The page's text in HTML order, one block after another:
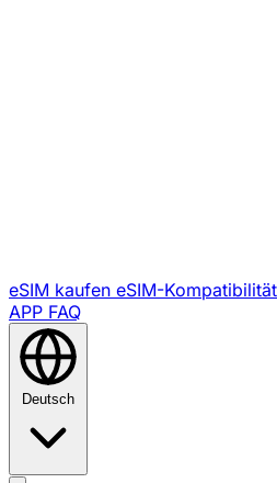
eSIM kaufen eSIM-Kompatibilität
APP FAQ
Deutsch